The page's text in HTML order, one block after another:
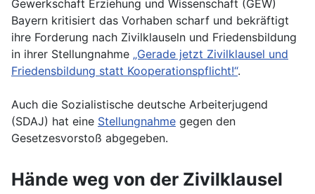
Gewerkschaft Erziehung und Wissenschaft (GEW)
Bayern kritisiert das Vorhaben scharf und bekräftigt
ihre Forderung nach Zivilklauseln und Friedensbildung
in ihrer Stellungnahme „Gerade jetzt Zivilklausel und
Friedensbildung statt Kooperationspflicht!“.
Auch die Sozialistische deutsche Arbeiterjugend
(SDAJ) hat eine Stellungnahme gegen den
Gesetzesvorstoß abgegeben.
Hände weg von der Zivilklausel